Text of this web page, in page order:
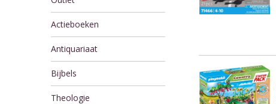
Actieboeken
Antiquariaat
Bijbels
Theologie